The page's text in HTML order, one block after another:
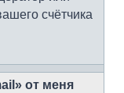
счётчика
от меня